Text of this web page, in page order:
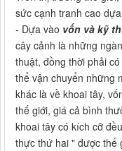
sức cạnh tranh cao
- Dựa vào vốn và kỹ
cây cảnh là những
thuật, đồng thời phải
thể vận chuyển những
khác là về khoai tây,
thế giới, giá cả bình
khoai tây có kích cỡ
thực thứ hai " được thế